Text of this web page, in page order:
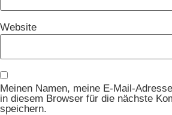
Website
Meinen Namen, meine E-Mail-
in diesem Browser für die nächste
speichern.